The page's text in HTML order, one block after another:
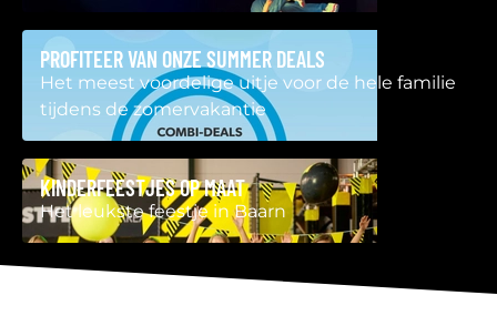
PROFITEER VAN ONZE SUMMER DEALS
Het meest voordelige uitje voor de hele familie
tijdens de zomervakantie
KINDERFEESTJES OP MAAT
Het leukste feestje in Baarn